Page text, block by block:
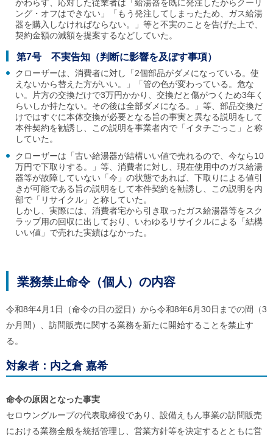
かわらず、応対した従業者は「給湯器を既に発注したからクーリ
ング・オフはできない」「もう発注してしまったため、ガス給湯
器を購入しなければならない。」等と不実のことを告げた上で、
契約金額の減額を提案するなどしていた。
第7号 不実告知（判断に影響を及ぼす事項）
クローザーは、消費者に対し「2個部品がダメになっている。使
えないから替えた方がいい。」「管の色が変わっている。危な
い。片方の交換だけで3万円かかり、交換だと傷がつくため3年く
らいしか持たない。その後は全部ダメになる。」等、部品交換だ
けではすぐに本体交換が必要となる旨の事実と異なる説明をして
本件契約を勧誘し、この説明を事業者内で「イタチごっこ」と称
していた。
クローザーは「古い給湯器が結構いい値で売れるので、今なら10
万円で下取りする。」等、消費者に対し、現在使用中のガス給湯
器等が故障していない「今」の状態であれば、下取りによる値引
きが可能である旨の説明をして本件契約を勧誘し、この説明を内
部で「リサイクル」と称していた。
しかし、実際には、消費者宅から引き取ったガス給湯器等をスク
ラップ用の回収に出しており、いわゆるリサイクルによる「結構
いい値」で売れた実績はなかった。
業務禁止命令（個人）の内容
令和8年4月1日（命令の日の翌日）から令和8年6月30日までの間（3
か月間）、訪問販売に関する業務を新たに開始することを禁止す
る。
対象者：内之倉 嘉希
命令の原因となった事実
セロウングループの代表取締役であり、設備えもん事業の訪問販売
における業務全般を統括管理し、営業方針等を決定するとともに営